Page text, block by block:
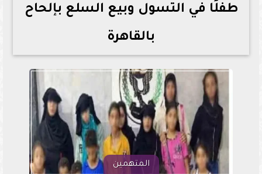
طفلًا في التسول وبيع السلع بإلحاح
بالقاهرة
المتهمين